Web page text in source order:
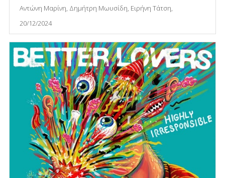
Αντώνη Μαρίνη, Δημήτρη Μωυσίδη, Ειρήνη Τάτση,
20/12/2024